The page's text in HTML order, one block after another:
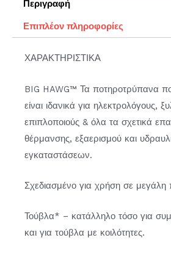
Περιγραφή
Επιπλέον πληροφορίες
ΧΑΡΑΚΤΗΡΙΣΤΙΚΑ
BIG HAWG™ Τα ποτηροτρύπανα
είναι ιδανικά για ηλεκτρολόγους,
επιπλοποιούς & όλα τα σχετικά
θέρμανσης, εξαερισμού και
εγκαταστάσεων.
Σχεδιασμένο για χρήση σε μεγάλη
Τούβλα* – κατάλληλο τόσο για
και για τούβλα με κοιλότητες.